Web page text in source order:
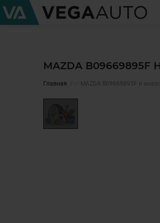
MAZDA
Главная ✅ MAZDA B09669895F и